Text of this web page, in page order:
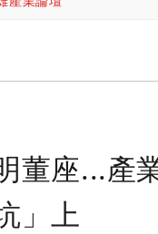
董座...產
」上